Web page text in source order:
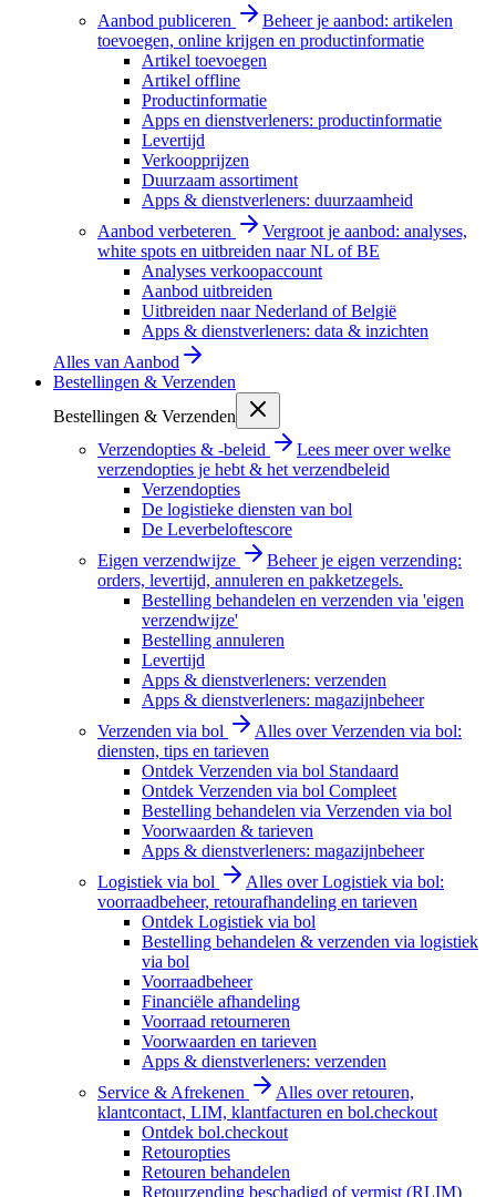
Aanbod publiceren
Beheer je aanbod: artikelen
toevoegen, online krijgen en productinformatie
Artikel toevoegen
Artikel offline
Productinformatie
Apps en dienstverleners: productinformatie
Levertijd
Verkoopprijzen
Duurzaam assortiment
Apps & dienstverleners: duurzaamheid
Aanbod verbeteren
Vergroot je aanbod: analyses,
white spots en uitbreiden naar NL of BE
Analyses verkoopaccount
Aanbod uitbreiden
Uitbreiden naar Nederland of België
Apps & dienstverleners: data & inzichten
Alles van Aanbod
Bestellingen & Verzenden
Bestellingen & Verzenden
Verzendopties & -beleid
Lees meer over welke
verzendopties je hebt & het verzendbeleid
Verzendopties
De logistieke diensten van bol
De Leverbeloftescore
Eigen verzendwijze
Beheer je eigen verzending:
orders, levertijd, annuleren en pakketzegels.
Bestelling behandelen en verzenden via 'eigen
verzendwijze'
Bestelling annuleren
Levertijd
Apps & dienstverleners: verzenden
Apps & dienstverleners: magazijnbeheer
Verzenden via bol
Alles over Verzenden via bol:
diensten, tips en tarieven
Ontdek Verzenden via bol Standaard
Ontdek Verzenden via bol Compleet
Bestelling behandelen via Verzenden via bol
Voorwaarden & tarieven
Apps & dienstverleners: magazijnbeheer
Logistiek via bol
Alles over Logistiek via bol:
voorraadbeheer, retourafhandeling en tarieven
Ontdek Logistiek via bol
Bestelling behandelen & verzenden via logistiek
via bol
Voorraadbeheer
Financiële afhandeling
Voorraad retourneren
Voorwaarden en tarieven
Apps & dienstverleners: verzenden
Service & Afrekenen
Alles over retouren,
klantcontact, LIM, klantfacturen en bol.checkout
Ontdek bol.checkout
Retouropties
Retouren behandelen
Retourzending beschadigd of vermist (RLIM)